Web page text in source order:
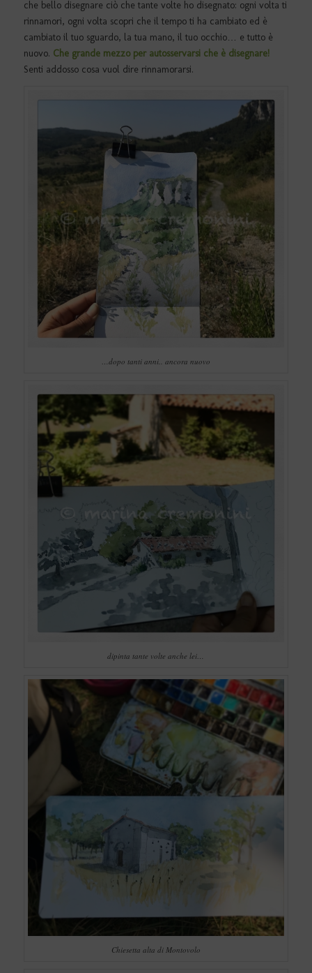
che bello disegnare ciò che tante volte ho disegnato: ogni volta ti
rinnamori, ogni volta scopri che il tempo ti ha cambiato ed è
cambiato il tuo sguardo, la tua mano, il tuo occhio… e tutto è
nuovo. Che grande mezzo per autosservarsi che è disegnare!
Senti addosso cosa vuol dire rinnamorarsi.
…dopo tanti anni.. ancora nuovo
dipinta tante volte anche lei…
Chiesetta alta di Montovolo